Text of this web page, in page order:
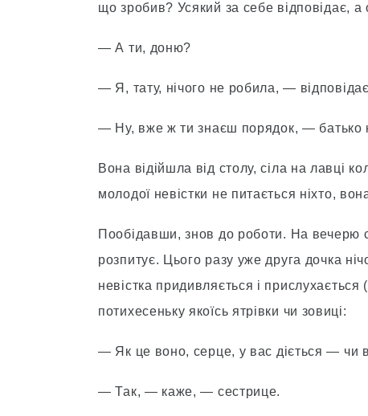
що зробив? Усякий за себе відповідає,
— А ти, доню?
— Я, тату, нічого не робила, —
— Ну, вже ж ти знаєш порядок, — батько
Вона відійшла від столу, сіла на лавці
молодої невістки не питається ніхто,
Пообідавши, знов до роботи. На вечерю
розпитує. Цього разу уже друга дочка
невістка придивляється і
потихесеньку якоїсь ятрівки чи зовиці:
— Як це воно, серце, у вас діється — чи
— Так, — каже, — сестрице.